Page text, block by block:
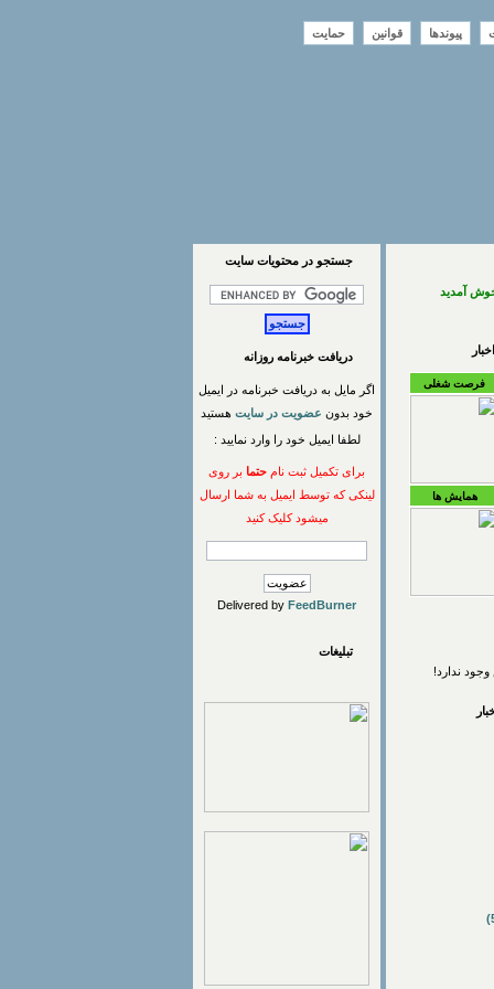
پیوندها قوانین حمایت
آمدید
فرصت شغلی
همایش ها
ندارد!
جستجو در محتويات سايت
دریافت خبرنامه روزانه
اگر مایل به دریافت خبرنامه در ایمیل
خود بدون عضویت در سایت هستید
لطفا ایمیل خود را وارد نمایید :
برای تکمیل ثبت نام حتما بر روی
لینکی که توسط ایمیل به شما ارسال
میشود کلیک کنید
Delivered by FeedBurner
تبلیغات